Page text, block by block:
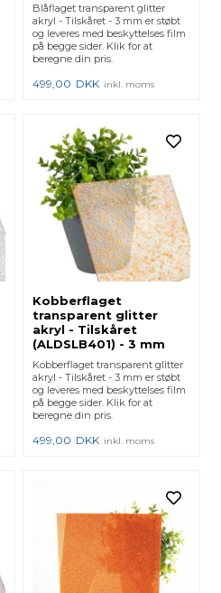
Blåflaget transparent glitter
akryl - Tilskåret - 3 mm er støbt
og leveres med beskyttelses film
på begge sider. Klik for at
beregne din pris.
499,00 DKK inkl. moms
Kobberflaget
transparent glitter
akryl - Tilskåret
(ALDSLB401) - 3 mm
Kobberflaget transparent glitter
akryl - Tilskåret - 3 mm er støbt
og leveres med beskyttelses film
på begge sider. Klik for at
beregne din pris.
499,00 DKK inkl. moms